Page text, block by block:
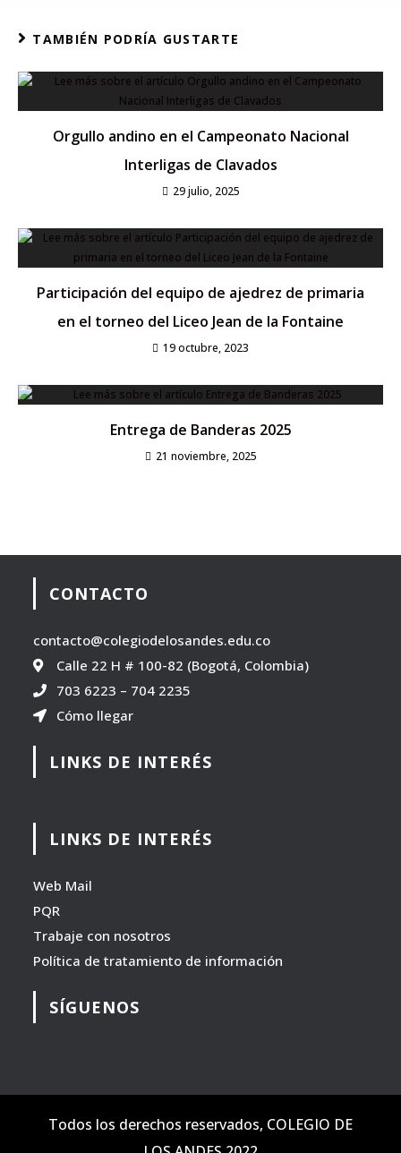
TAMBIÉN PODRÍA GUSTARTE
Orgullo andino en el Campeonato Nacional
Interligas de Clavados
29 julio, 2025
Participación del equipo de ajedrez de primaria
en el torneo del Liceo Jean de la Fontaine
19 octubre, 2023
Entrega de Banderas 2025
21 noviembre, 2025
CONTACTO
contacto@colegiodelosandes.edu.co
Calle 22 H # 100-82 (Bogotá, Colombia)
703 6223 – 704 2235
Cómo llegar
LINKS DE INTERÉS
LINKS DE INTERÉS
Web Mail
PQR
Trabaje con nosotros
Política de tratamiento de información
SÍGUENOS
Todos los derechos reservados, COLEGIO DE